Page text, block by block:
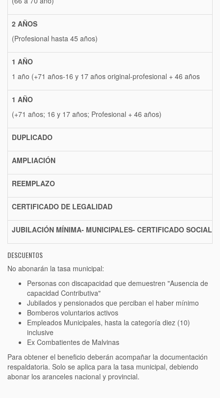
2 AÑOS
(Profesional hasta 45 años)
1 AÑO
1 año (+71 años-16 y 17 años original-profesional + 46 años
1 AÑO
(+71 años; 16 y 17 años; Profesional + 46 años)
DUPLICADO
AMPLIACIÓN
REEMPLAZO
CERTIFICADO DE LEGALIDAD
JUBILACIÓN MÍNIMA- MUNICIPALES- CERTIFICADO SOCIAL-
DESCUENTOS
No abonarán la tasa municipal:
Personas con discapacidad que demuestren "Ausencia de
capacidad Contributiva"
Jubilados y pensionados que perciban el haber mínimo
Bomberos voluntarios activos
Empleados Municipales, hasta la categoría diez (10)
inclusive
Ex Combatientes de Malvinas
Para obtener el beneficio deberán acompañar la documentación
respaldatoria. Solo se aplica para la tasa municipal, debiendo
abonar los aranceles nacional y provincial.